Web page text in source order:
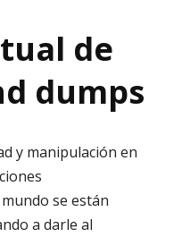
de
dumps
y manipulación en
se están
a darle al